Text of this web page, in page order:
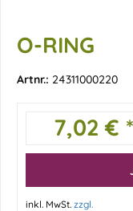
O-RING
Artnr.: 24311000220
7,02 € *
inkl. MwSt. zzgl.